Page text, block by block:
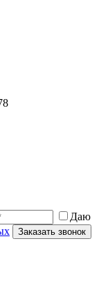
Даю
Заказать звонок